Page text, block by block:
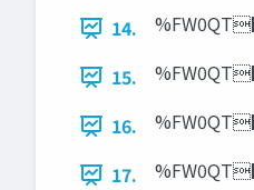
14.
15.
16.
17.